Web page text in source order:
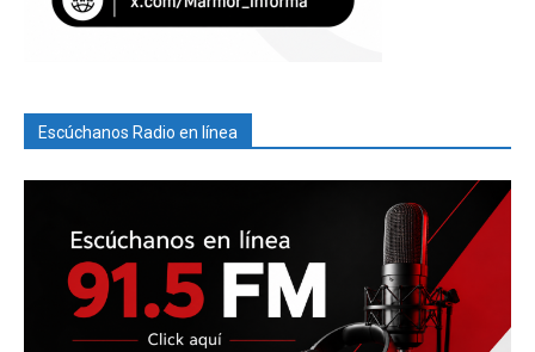
Escúchanos Radio en línea